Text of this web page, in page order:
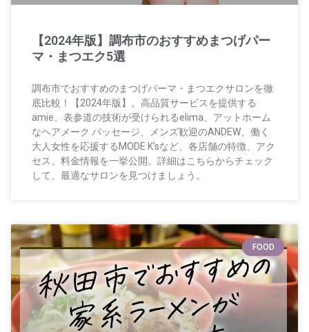
【2024年版】調布市のおすすめまつげパー
マ・まつエク5選
調布市でおすすめのまつげパーマ・まつエクサロンを徹
底比較！【2024年版】。高品質サービスを提供する
amie、表参道の技術が受けられるelima、アットホーム
なヘアメーク パッセージ、メンズ歓迎のANDEW、働く
大人女性を応援するMODE K’sなど、各店舗の特徴、アク
セス、料金情報を一挙公開。詳細はこちらからチェック
して、最適なサロンを見つけましょう。
FOOD